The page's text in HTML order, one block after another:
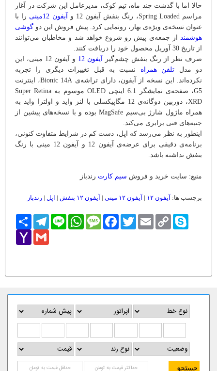
حالا اما با گذشت چند ماه، تیم کوک، مدیرعامل این شرکت در آغاز
مراسم Spring Loaded، رنگ بنفش آیفون 12 و
آیفون 12مینی
را با
عنوان نسخه‌ی ویژه‌ی بهار، رونمایی کرد. پیش فروش این دو گوشی
هوشمند از جمعه‌ی پیش رو شروع خواهد شد و مخاطبان می‌توانند
از تاریخ 30 آوریل محصول خود را دریافت کنند.
صرف نظر از رنگ بنفش چشم‌گیر آیفون 12
و آیفون 12 مینی، این
دو مدل تلفن همراه نسبت به قبل تغییرات دیگری را تجربه
نکرده‌اند. این نسخه از آیفون، دارای تراشه‌ی Bionic 14A، اینترنت
G5، صفحه‌ی نمایشگر 6.1 اینچی OLED موسوم به Super Retina
XRD، دوربین دوگانه‌ی 12 مگاپیکسلی با لنز واید و اولترا واید به
همراه ماژول شارژ بی‌سیم MagSafe بوده و با نسخه‌های پیشین از
جنبه‌های فنی برابری می‌کند.
اینطور به نظر می‌رسد که اپل، دست کم در شرایط متفاوت کنونی،
برنامه‌ی دقیقی برای عرضه‌ی آیفون 12 و آیفون 12 مینی با رنگ
بنفش نداشته باشد.
منبع: سایت خرید و فروش سیم کارت رندباز
برچسب ها: آیفون ۱۲ | آیفون ۱۲ مینی | آیفون ۱۲ بنفش | اپل | رندباز
اشتراکTelegram Line
WhatsAppMessageFacebookTwitter Email
Copy
Link
Skype
Yahoo
Mail
Gmail